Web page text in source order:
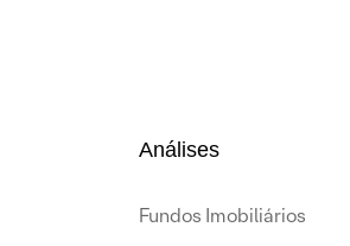
Análises
Fundos Imobiliários